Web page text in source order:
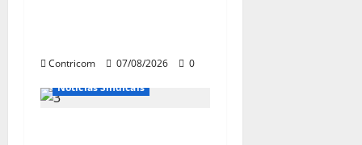
Contricom 07/08/2026
0
Notícias Sindicais